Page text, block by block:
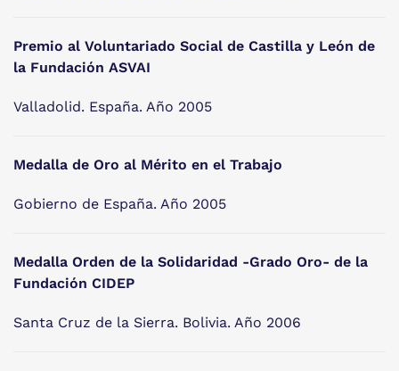
Premio al Voluntariado Social de Castilla y León de
la Fundación ASVAI
Valladolid. España. Año 2005
Medalla de Oro al Mérito en el Trabajo
Gobierno de España. Año 2005
Medalla Orden de la Solidaridad -Grado Oro- de la
Fundación CIDEP
Santa Cruz de la Sierra. Bolivia. Año 2006